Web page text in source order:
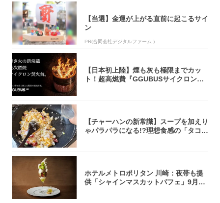
【当選】金運が上がる直前に起こるサイ
ン
PR(合同会社デジタルファーム )
【日本初上陸】煙も灰も極限までカッ
ト！超高燃費『GGUBUSサイクロン焚
【チャーハンの新常識】スープを加えり
ゃパラパラになる!?理想食感の「タコチ
ホテルメトロポリタン 川崎：夜帯も提
供「シャインマスカットパフェ」9月1